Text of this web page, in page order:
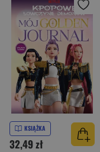
KSIĄŻKA
32,49 zł